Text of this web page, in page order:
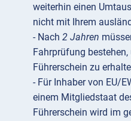
weiterhin einen
nicht mit Ihrem
- Nach 2 Jahren
Fahrprüfung
Führerschein zu
- Für Inhaber von EU/
einem Mitgliedstaat
Führerschein wird im